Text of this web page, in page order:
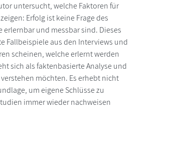
untersucht, welche Faktoren für
Erfolg ist keine Frage des
und messbar sind. Dieses
Fallbeispiele aus den Interviews und
scheinen, welche erlernt werden
sich als faktenbasierte Analyse und
möchten. Es erhebt nicht
um eigene Schlüsse zu
immer wieder nachweisen